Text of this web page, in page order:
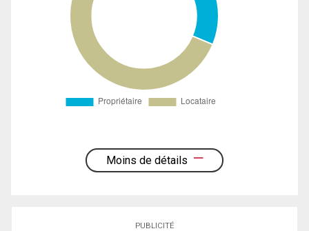
Moins de détails
PUBLICITÉ